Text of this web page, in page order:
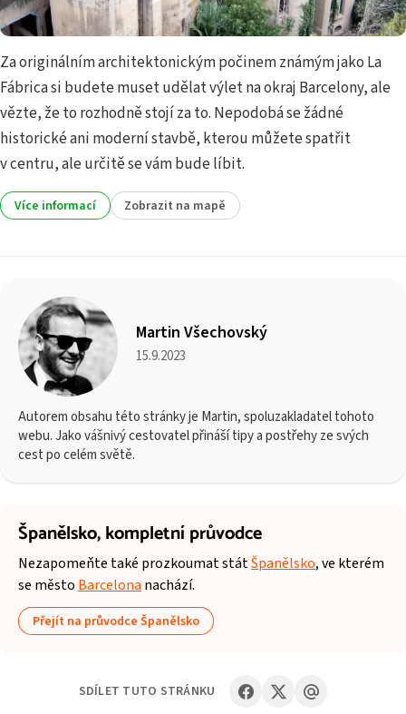
Za originálním architektonickým počinem známým jako La
Fábrica si budete muset udělat výlet na okraj Barcelony, ale
vězte, že to rozhodně stojí za to. Nepodobá se žádné
historické ani moderní stavbě, kterou můžete spatřit
v centru, ale určitě se vám bude líbit.
Více informací Zobrazit na mapě
Martin Všechovský
15.9.2023
Autorem obsahu této stránky je Martin, spoluzakladatel tohoto
webu. Jako vášnivý cestovatel přináší tipy a postřehy ze svých
cest po celém světě.
Španělsko,kompletní průvodce
Nezapomeňte také prozkoumat státŠpanělsko, ve kterém
se město Barcelona nachází.
Přejít na průvodce Španělsko
SDÍLET TUTO STRÁNKU